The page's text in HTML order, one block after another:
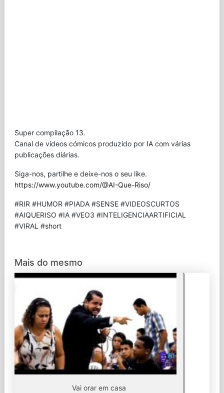
Super compilação 13.
Canal de vídeos cómicos produzido por IA com várias
publicações diárias.
Siga-nos, partilhe e deixe-nos o seu like.
https://www.youtube.com/@AI-Que-Riso/
#RIR #HUMOR #PIADA #SENSE #VIDEOSCURTOS
#AIQUERISO #IA #VEO3 #INTELIGENCIAARTIFICIAL
#VIRAL #short
Mais do mesmo
Vai orar em casa